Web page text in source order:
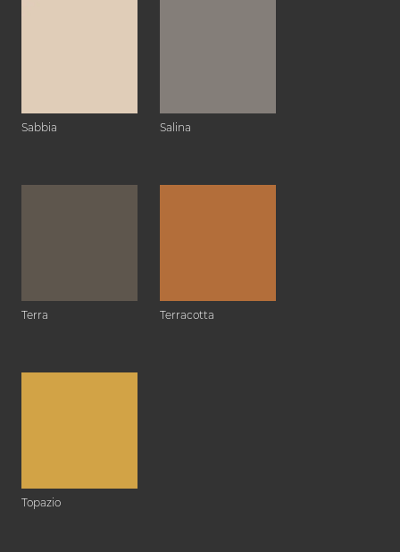
Sabbia Salina
Terra Terracotta
Topazio